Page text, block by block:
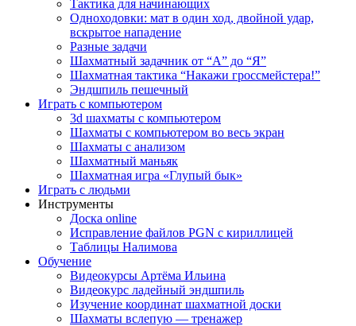
Тактика для начинающих
Одноходовки: мат в один ход, двойной удар,
вскрытое нападение
Разные задачи
Шахматный задачник от “А” до “Я”
Шахматная тактика “Накажи гроссмейстера!”
Эндшпиль пешечный
Играть с компьютером
3d шахматы с компьютером
Шахматы с компьютером во весь экран
Шахматы с анализом
Шахматный маньяк
Шахматная игра «Глупый бык»
Играть с людьми
Инструменты
Доска online
Исправление файлов PGN с кириллицей
Таблицы Налимова
Обучение
Видеокурсы Артёма Ильина
Видеокурс ладейный эндшпиль
Изучение координат шахматной доски
Шахматы вслепую — тренажер